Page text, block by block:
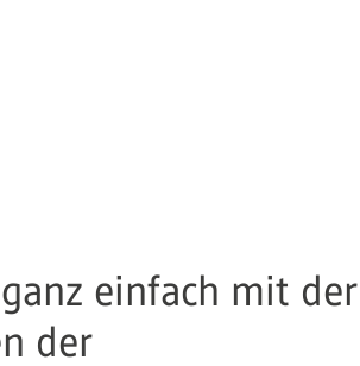
einfach mit der
der